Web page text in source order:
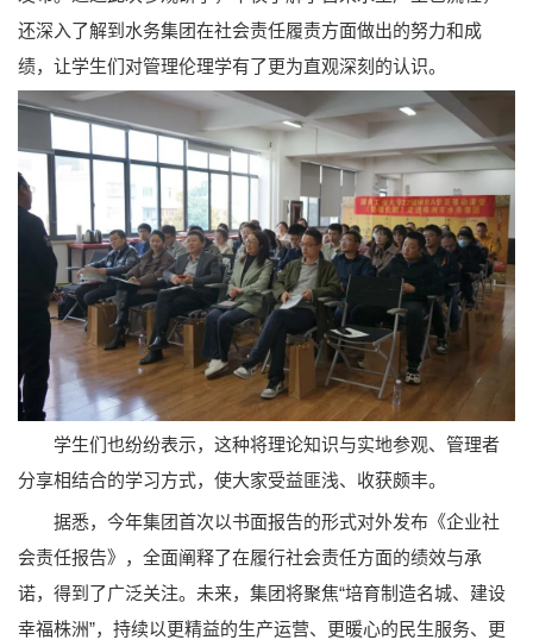
还深入了解到水务集团在社会责任履责方面做出的努力和成
绩，让学生们对管理伦理学有了更为直观深刻的认识。
学生们也纷纷表示，这种将理论知识与实地参观、管理者
分享相结合的学习方式，使大家受益匪浅、收获颇丰。
据悉，今年集团首次以书面报告的形式对外发布《企业社
会责任报告》，全面阐释了在履行社会责任方面的绩效与承
诺，得到了广泛关注。未来，集团将聚焦“培育制造名城、建设
幸福株洲”，持续以更精益的生产运营、更暖心的民生服务、更